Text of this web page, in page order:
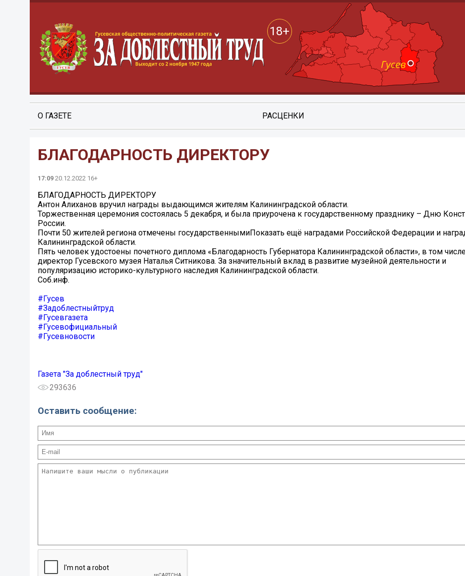
18+
О ГАЗЕТЕ РАСЦЕНКИ
БЛАГОДАРНОСТЬ ДИРЕКТОРУ
17:09 20.12.2022 16+
БЛАГОДАРНОСТЬ ДИРЕКТОРУ
Антон Алиханов вручил награды выдающимся жителям Калининградской области.
Торжественная церемония состоялась 5 декабря, и была приурочена к государственному празднику – Дню
России.
Почти 50 жителей региона отмечены государственнымиПоказать ещё наградами Российской Федерации и
Калининградской области.
Пять человек удостоены почетного диплома «Благодарность Губернатора Калининградской области», в том
директор Гусевского музея Наталья Ситникова. За значительный вклад в развитие музейной деятельности и
популяризацию историко-культурного наследия Калининградской области.
Соб.инф.
#Гусев
#Задоблестныйтруд
#Гусевгазета
#Гусевофициальный
#Гусевновости
Газета "За доблестный труд"
293636
Оставить сообщение: